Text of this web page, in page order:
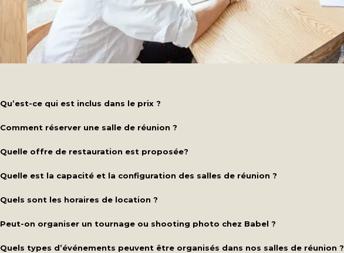
Qu’est-ce qui est inclus dans le prix ?
Comment réserver une salle de réunion ?
Quelle offre de restauration est proposée?
Quelle est la capacité et la configuration des salles de réunion ?
Quels sont les horaires de location ?
Peut-on organiser un tournage ou shooting photo chez Babel ?
Quels types d’événements peuvent être organisés dans nos salles de réunion ?